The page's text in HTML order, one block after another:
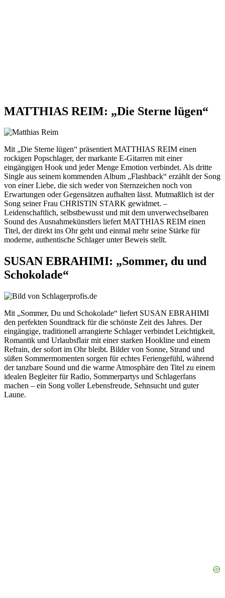
MATTHIAS REIM: „Die Sterne lügen“
Mit „Die Sterne lügen“ präsentiert MATTHIAS REIM einen
rockigen Popschlager, der markante E-Gitarren mit einer
eingängigen Hook und jeder Menge Emotion verbindet. Als dritte
Single aus seinem kommenden Album „Flashback“ erzählt der Song
von einer Liebe, die sich weder von Sternzeichen noch von
Erwartungen oder Gegensätzen aufhalten lässt. Mutmaßlich ist der
Song seiner Frau CHRISTIN STARK gewidmet. –
Leidenschaftlich, selbstbewusst und mit dem unverwechselbaren
Sound des Ausnahmekünstlers liefert MATTHIAS REIM einen
Titel, der direkt ins Ohr geht und einmal mehr seine Stärke für
moderne, authentische Schlager unter Beweis stellt.
SUSAN EBRAHIMI: „Sommer, du und
Schokolade“
Mit „Sommer, Du und Schokolade“ liefert SUSAN EBRAHIMI
den perfekten Soundtrack für die schönste Zeit des Jahres. Der
eingängige, traditionell arrangierte Schlager verbindet Leichtigkeit,
Romantik und Urlaubsflair mit einer starken Hookline und einem
Refrain, der sofort im Ohr bleibt. Bilder von Sonne, Strand und
süßen Sommermomenten sorgen für echtes Feriengefühl, während
der tanzbare Sound und die warme Atmosphäre den Titel zu einem
idealen Begleiter für Radio, Sommerpartys und Schlagerfans
machen – ein Song voller Lebensfreude, Sehnsucht und guter
Laune.